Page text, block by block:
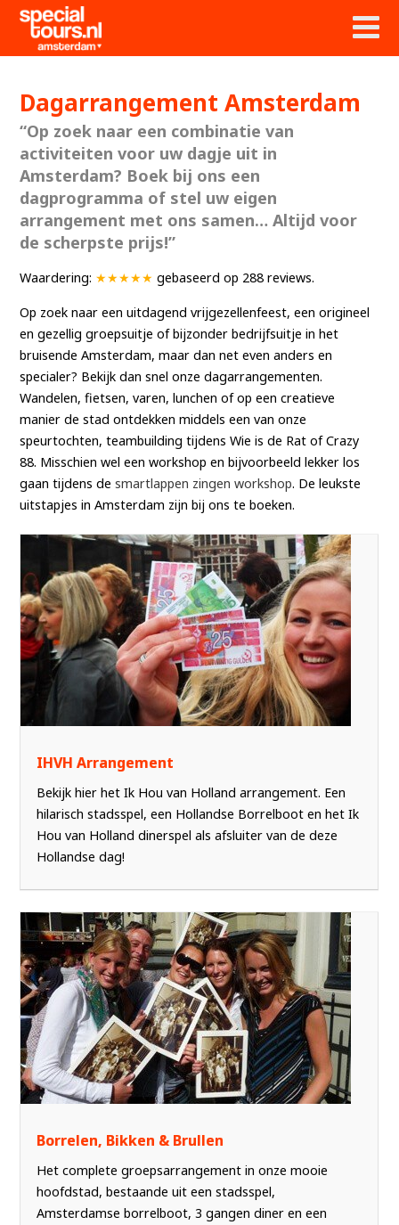
Dagarrangement Amsterdam
“Op zoek naar een combinatie van
activiteiten voor uw dagje uit in
Amsterdam? Boek bij ons een
dagprogramma of stel uw eigen
arrangement met ons samen… Altijd voor
de scherpste prijs!”
Waardering: ★★★★★gebaseerd op 288reviews.
Op zoek naar een uitdagend vrijgezellenfeest, een origineel
en gezellig groepsuitje of bijzonder bedrijfsuitje in het
bruisende Amsterdam, maar dan net even anders en
specialer? Bekijk dan snel onze dagarrangementen.
Wandelen, fietsen, varen, lunchen of op een creatieve
manier de stad ontdekken middels een van onze
speurtochten, teambuilding tijdens Wie is de Rat of Crazy
88. Misschien wel een workshop en bijvoorbeeld lekker los
gaan tijdens desmartlappen zingen workshop. De leukste
uitstapjes in Amsterdam zijn bij ons te boeken.
IHVH Arrangement
Bekijk hier het Ik Hou van Holland arrangement. Een
hilarisch stadsspel, een Hollandse Borrelboot en het Ik
Hou van Holland dinerspel als afsluiter van de deze
Hollandse dag!
Borrelen, Bikken & Brullen
Het complete groepsarrangement in onze mooie
hoofdstad, bestaande uit een stadsspel,
Amsterdamse borrelboot, 3 gangen diner en een